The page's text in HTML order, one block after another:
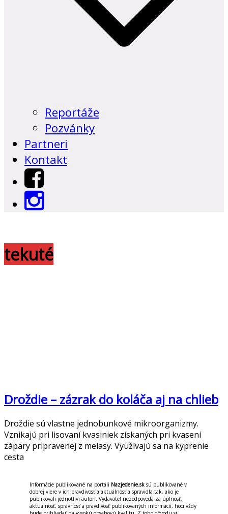
Reportáže
Pozvánky
Partneri
Kontakt
tekuté
Droždie – zázrak do koláča aj na chlieb
Droždie sú vlastne jednobunkové mikroorganizmy.
Vznikajú pri lisovaní kvasiniek získaných pri kvasení
zápary pripravenej z melasy. Využívajú sa na kyprenie
cesta
Informácie publikované na portáli Nazjedenie.sk sú publikované v
dobrej viere v ich pravdivosť a aktuálnosť a spravidla tak, ako je
publikovali jednotliví autori. Vydavateľ nezodpovedá za úplnosť,
aktuálnosť, správnosť a pravdivosť publikovaných informácií, hoci vždy